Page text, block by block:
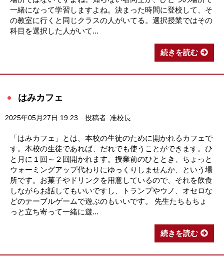
一緒になって学習しますよね。決まった時間に登校して、そ
の教室に行くと同じクラスの人がいてる。選択授業ではその
科目を選択した人がいて...
続きを読む
はみカフェ
2025年05月27日 19:23 投稿者: 准校長
「はみカフェ」とは、本校の生徒のために開かれるカフェで
す。本校の生徒であれば、だれでも使うことができます。ひ
と月に１回～２回開かれます。授業前のひととき、ちょっと
ウォーミングアップ代わりにゆっくりしませんか、という場
所です。お菓子やドリンクを用意しているので、それを飲食
しながらお話してもいいですし、トランプやウノ、オセロな
どのテーブルゲームで遊ぶのもいいです。 先生たちもちょ
っと立ち寄って一緒に遊...
続きを読む